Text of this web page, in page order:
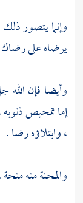
وإنما يتصور
يرضاه على
وأيضا فإن الله
إما تمحيص ذنوبه
، وابتلاؤه رضا .
والمحنة منه